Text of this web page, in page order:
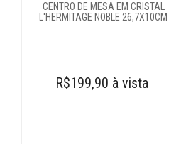
CENTRO DE MESA EM CRISTAL
L'HERMITAGE NOBLE 26,7X10CM
R$199,90 à vista